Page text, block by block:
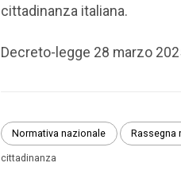
cittadinanza italiana.
Decreto-legge 28 marzo
Normativa nazionale Rassegna
cittadinanza